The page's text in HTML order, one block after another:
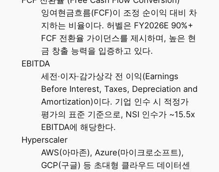
잉여현금흐름(FCF)이 조정 순이익 대비 차
지하는 비율이다. 허벨은 FY2026E 90%+
FCF 전환율 가이던스를 제시하며, 높은 현
금 창출 능력을 입증하고 있다.
EBITDA
세전·이자·감가상각 전 이익(Earnings
Before Interest, Taxes, Depreciation and
Amortization)이다. 기업 인수 시 적정가
평가의 표준 기준으로, NSI 인수가 ~15.5x
EBITDA에 해당한다.
Hyperscaler
AWS(아마존), Azure(마이크로소프트),
GCP(구글) 등 초대형 클라우드 데이터센